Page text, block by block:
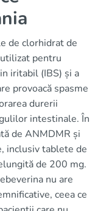
de clorhidrat de
pentru
iritabil (IBS) și a
provoacă spasme
durerii
intestinale. În
de ANMDMR și
inclusiv tablete de
de 200 mg.
nu are
ceea ce